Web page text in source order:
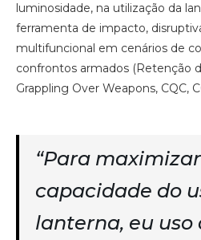
luminosidade, na utilização da
ferramenta de impacto,
multifuncional em cenários de
confrontos armados (Retenção
Grappling Over Weapons, CQC,
“Para
capacidade do
lanterna, eu uso